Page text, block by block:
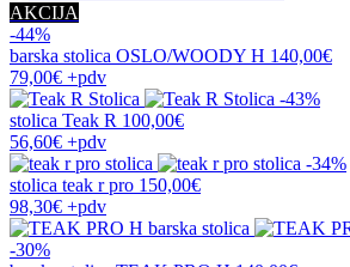
AKCIJA
-44%
barska stolica OSLO/WOODY H 140,00€
79,00€ +pdv
-43%
stolica Teak R 100,00€
56,60€ +pdv
-34%
stolica teak r pro 150,00€
98,30€ +pdv
-30%